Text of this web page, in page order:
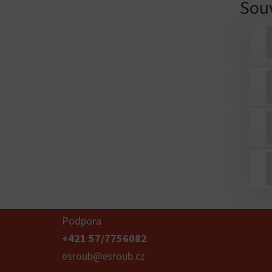
Podpora
+421 57/7756082
esroub@esroub.cz